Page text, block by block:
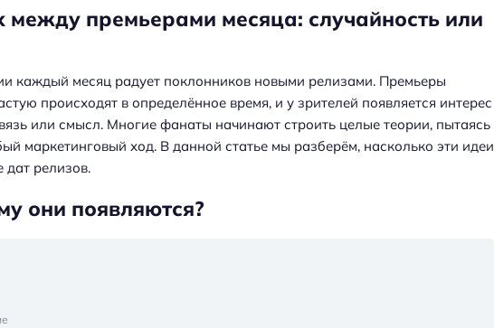
премьерами месяца: случайность или
каждый месяц радует поклонников новыми релизами. Премьеры
происходят в определённое время, и у зрителей появляется интерес
или смысл. Многие фанаты начинают строить целые теории, пытаясь
маркетинговый ход. В данной статье мы разберём, насколько эти идеи
дат релизов.
они появляются?